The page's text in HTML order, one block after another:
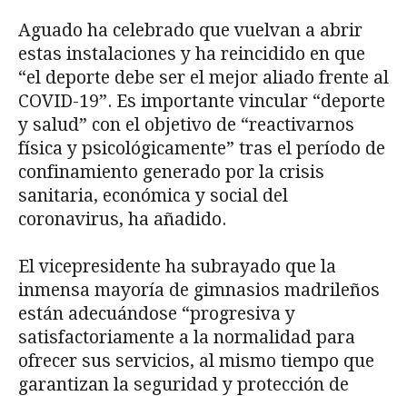
Aguado ha celebrado que vuelvan a abrir
estas instalaciones y ha reincidido en que
“el deporte debe ser el mejor aliado frente al
COVID-19”. Es importante vincular “deporte
y salud” con el objetivo de “reactivarnos
física y psicológicamente” tras el período de
confinamiento generado por la crisis
sanitaria, económica y social del
coronavirus, ha añadido.
El vicepresidente ha subrayado que la
inmensa mayoría de gimnasios madrileños
están adecuándose “progresiva y
satisfactoriamente a la normalidad para
ofrecer sus servicios, al mismo tiempo que
garantizan la seguridad y protección de